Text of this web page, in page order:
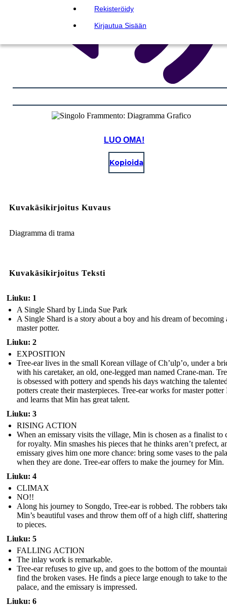
Rekisteröidy
Kirjautua Sisään
LUO OMA!
Kopioida
Kuvakäsikirjoitus Kuvaus
Diagramma di trama
Kuvakäsikirjoitus Teksti
Liuku: 1
A Single Shard by Linda Sue Park
A Single Shard is a story about a boy and his dream of becoming
master potter.
Liuku: 2
EXPOSITION
Tree-ear lives in the small Korean village of Ch’ulp’o, under a
with his caretaker, an old, one-legged man named Crane-man.
is obsessed with pottery and spends his days watching the
potters create their masterpieces. Tree-ear works for master
and learns that Min has great talent.
Liuku: 3
RISING ACTION
When an emissary visits the village, Min is chosen as a finalist to
for royalty. Min smashes his pieces that he thinks aren’t prefect,
emissary gives him one more chance: bring some vases to the
when they are done. Tree-ear offers to make the journey for Min.
Liuku: 4
CLIMAX
NO!!
Along his journey to Songdo, Tree-ear is robbed. The robbers
Min’s beautiful vases and throw them off of a high cliff,
to pieces.
Liuku: 5
FALLING ACTION
The inlay work is remarkable.
Tree-ear refuses to give up, and goes to the bottom of the
find the broken vases. He finds a piece large enough to take to the
palace, and the emissary is impressed.
Liuku: 6